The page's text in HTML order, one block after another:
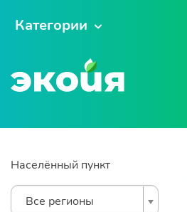
Категории
Населённый пункт
Все регионы